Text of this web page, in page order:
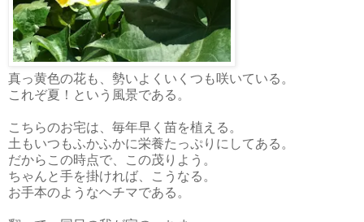
真っ黄色の花も、勢いよくいくつも咲いている。
これぞ夏！という風景である。
こちらのお宅は、毎年早く苗を植える。
土もいつもふかふかに栄養たっぷりにしてある。
だからこの時点で、この茂りよう。
ちゃんと手を掛ければ、こうなる。
お手本のようなヘチマである。